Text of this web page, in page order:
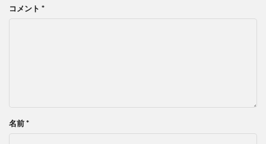
コメント *
名前*